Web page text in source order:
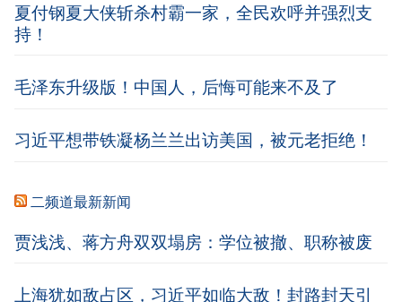
夏付钢夏大侠斩杀村霸一家，全民欢呼并强烈支
持！
毛泽东升级版！中国人，后悔可能来不及了
习近平想带铁凝杨兰兰出访美国，被元老拒绝！
二频道最新新闻
贾浅浅、蒋方舟双双塌房：学位被撤、职称被废
上海犹如敌占区，习近平如临大敌！封路封天引